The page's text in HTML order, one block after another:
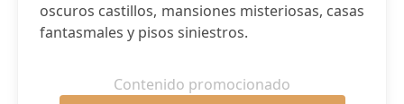
oscuros castillos, mansiones misteriosas, casas
fantasmales y pisos siniestros.
Contenido promocionado